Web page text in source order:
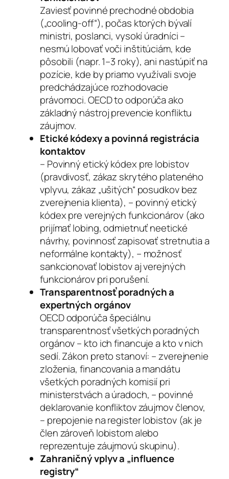
Zaviesť povinné prechodné obdobia
(„cooling-off“), počas ktorých bývalí
ministri, poslanci, vysokí úradníci –
nesmú lobovať voči inštitúciám, kde
pôsobili (napr. 1–3 roky), ani nastúpiť na
pozície, kde by priamo využívali svoje
predchádzajúce rozhodovacie
právomoci. OECD to odporúča ako
základný nástroj prevencie konfliktu
záujmov.
Etické kódexy a povinná registrácia
kontaktov
– Povinný etický kódex pre lobistov
(pravdivosť, zákaz skrytého plateného
vplyvu, zákaz „ušitých“ posudkov bez
zverejnenia klienta), – povinný etický
kódex pre verejných funkcionárov (ako
prijímať lobing, odmietnuť neetické
návrhy, povinnosť zapisovať stretnutia a
neformálne kontakty), – možnosť
sankcionovať lobistov aj verejných
funkcionárov pri porušení.
Transparentnosť poradných a
expertných orgánov
OECD odporúča špeciálnu
transparentnosť všetkých poradných
orgánov – kto ich financuje a kto v nich
sedí. Zákon preto stanoví: – zverejnenie
zloženia, financovania a mandátu
všetkých poradných komisií pri
ministerstvách a úradoch, – povinné
deklarovanie konfliktov záujmov členov,
– prepojenie na register lobistov (ak je
člen zároveň lobistom alebo
reprezentuje záujmovú skupinu).
Zahraničný vplyv a „influence
registry“